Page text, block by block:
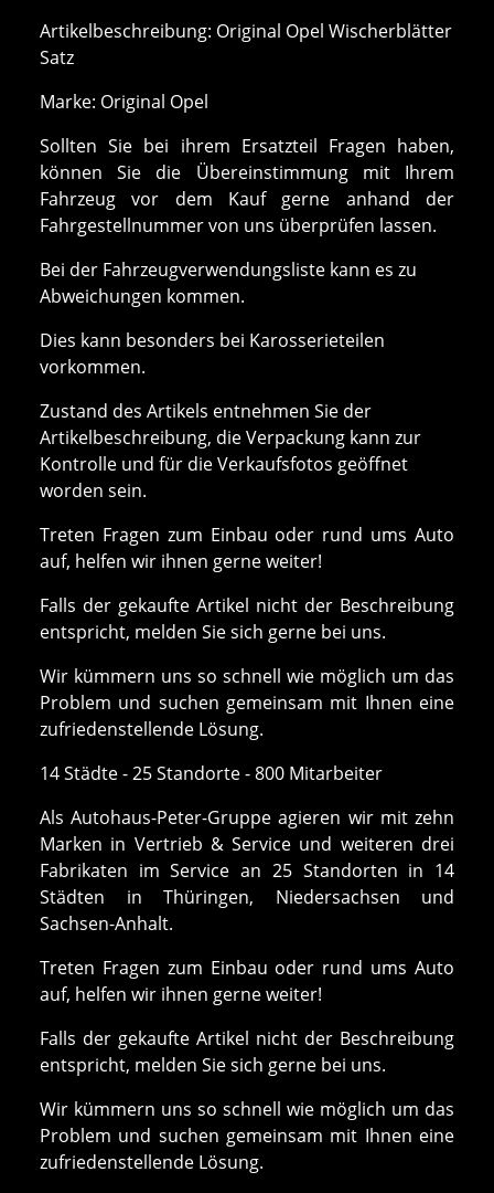
Artikelbeschreibung: Original Opel Wischerblätter
Satz
Marke: Original Opel
Sollten Sie bei ihrem Ersatzteil Fragen haben,
können Sie die Übereinstimmung mit Ihrem
Fahrzeug vor dem Kauf gerne anhand der
Fahrgestellnummer von uns überprüfen lassen.
Bei der Fahrzeugverwendungsliste kann es zu
Abweichungen kommen.
Dies kann besonders bei Karosserieteilen
vorkommen.
Zustand des Artikels entnehmen Sie der
Artikelbeschreibung, die Verpackung kann zur
Kontrolle und für die Verkaufsfotos geöffnet
worden sein.
Treten Fragen zum Einbau oder rund ums Auto
auf, helfen wir ihnen gerne weiter!
Falls der gekaufte Artikel nicht der Beschreibung
entspricht, melden Sie sich gerne bei uns.
Wir kümmern uns so schnell wie möglich um das
Problem und suchen gemeinsam mit Ihnen eine
zufriedenstellende Lösung.
14 Städte - 25 Standorte - 800 Mitarbeiter
Als Autohaus-Peter-Gruppe agieren wir mit zehn
Marken in Vertrieb & Service und weiteren drei
Fabrikaten im Service an 25 Standorten in 14
Städten in Thüringen, Niedersachsen und
Sachsen-Anhalt.
Treten Fragen zum Einbau oder rund ums Auto
auf, helfen wir ihnen gerne weiter!
Falls der gekaufte Artikel nicht der Beschreibung
entspricht, melden Sie sich gerne bei uns.
Wir kümmern uns so schnell wie möglich um das
Problem und suchen gemeinsam mit Ihnen eine
zufriedenstellende Lösung.